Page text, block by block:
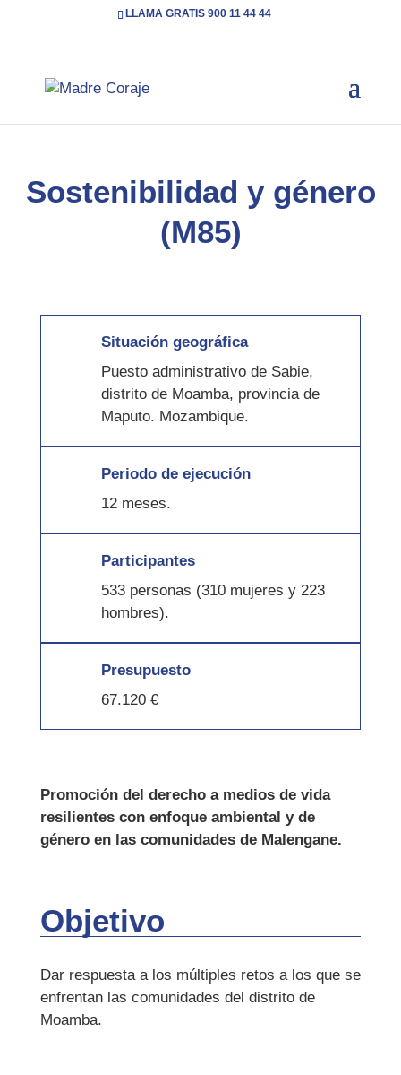
LLAMA GRATIS 900 11 44 44
Inicio 5 Cooperación
Sostenibilidad y género
(M85)
Situación geográfica
Puesto administrativo de Sabie,
distrito de Moamba, provincia de
Maputo. Mozambique.
Periodo de ejecución
12 meses.
Participantes
533 personas (310 mujeres y 223
hombres).
Presupuesto
67.120 €
Promoción del derecho a medios de vida
resilientes con enfoque ambiental y de
género en las comunidades de Malengane.
Objetivo
Dar respuesta a los múltiples retos a los que se
enfrentan las comunidades del distrito de
Moamba.